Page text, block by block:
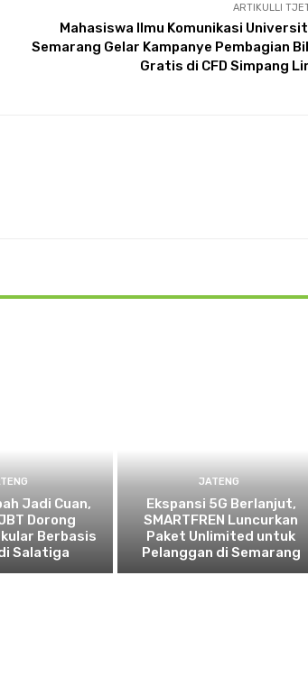
ARTIKULLI
Mahasiswa Ilmu Komunikasi
Semarang Gelar Kampanye Pembagian
Gratis di CFD Simpang
Jadi Cuan,
Dorong
Berbasis
Salatiga
JATENG
Ekspansi 5G Berlanjut,
SMARTFREN Luncurkan
Paket Unlimited untuk
Pelanggan di Semarang